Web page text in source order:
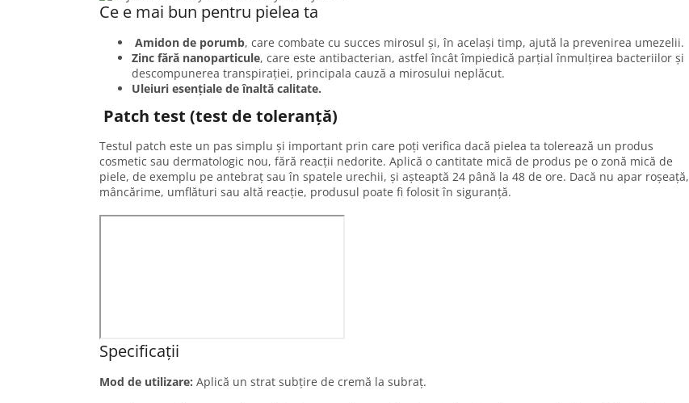
Ce e mai bun pentru pielea ta
Amidon de porumb, care combate cu succes mirosul și, în același timp, ajută la prevenirea umezelii.
Zinc fără nanoparticule, care este antibacterian, astfel încât împiedică parțial înmulțirea bacteriilor și
descompunerea transpirației, principala cauză a mirosului neplăcut.
Uleiuri esențiale de înaltă calitate.
Patch test (test de toleranță)
Testul patch este un pas simplu și important prin care poți verifica dacă pielea ta tolerează un produs
cosmetic sau dermatologic nou, fără reacții nedorite. Aplică o cantitate mică de produs pe o zonă mică de
piele, de exemplu pe antebraț sau în spatele urechii, și așteaptă 24 până la 48 de ore. Dacă nu apar roșeață,
mâncărime, umflături sau altă reacție, produsul poate fi folosit în siguranță.
Specificații
Mod de utilizare: Aplică un strat subțire de cremă la subraț.